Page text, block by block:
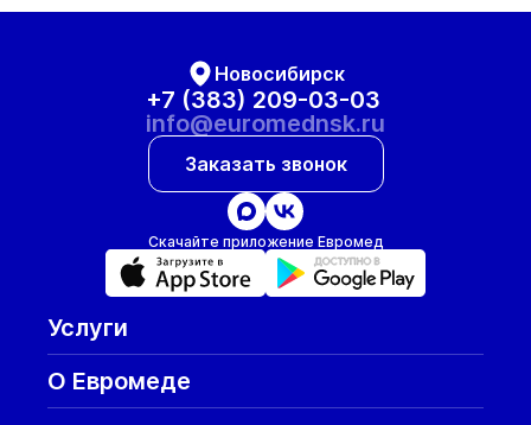
Новосибирск
+7 (383) 209-03-03
info@euromednsk.ru
Заказать звонок
Скачайте приложение Евромед
Услуги
О Евромеде